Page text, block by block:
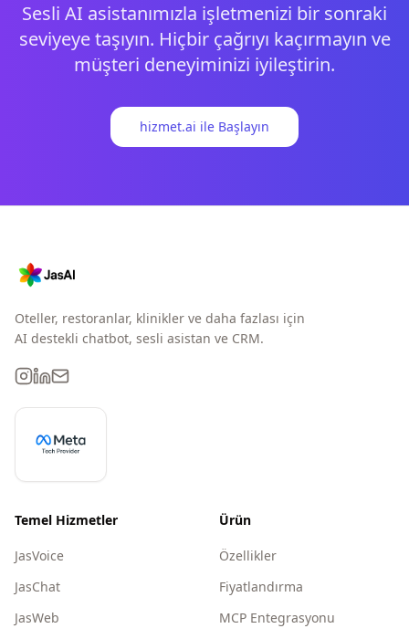
Sesli AI asistanımızla işletmenizi bir sonraki
seviyeye taşıyın. Hiçbir çağrıyı kaçırmayın ve
müşteri deneyiminizi iyileştirin.
hizmet.ai ile Başlayın
Oteller, restoranlar, klinikler ve daha fazlası için
AI destekli chatbot, sesli asistan ve CRM.
Temel Hizmetler
JasVoice
JasChat
JasWeb
Ürün
Özellikler
Fiyatlandırma
MCP Entegrasyonu